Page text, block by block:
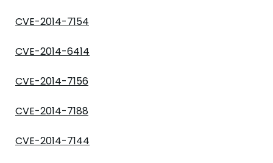
CVE-2014-7154
CVE-2014-6414
CVE-2014-7156
CVE-2014-7188
CVE-2014-7144